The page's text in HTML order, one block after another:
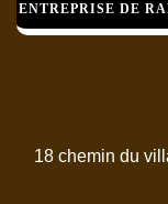
ENTREPRISE DE
18 chemin du